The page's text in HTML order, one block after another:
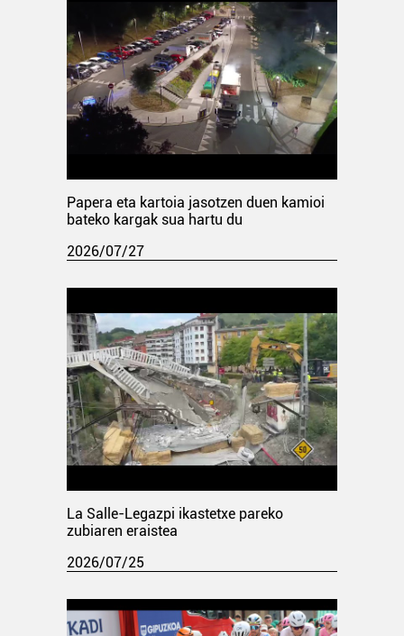
Papera eta kartoia jasotzen duen kamioi
bateko kargak sua hartu du
2026/07/27
La Salle-Legazpi ikastetxe pareko
zubiaren eraistea
2026/07/25